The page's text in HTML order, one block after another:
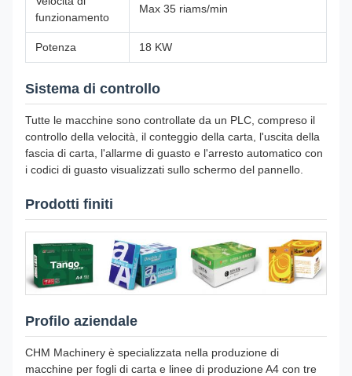
funzionamento
Max 35 riams/min
Potenza 18 KW
Sistema di controllo
Tutte le macchine sono controllate da un PLC, compreso il
controllo della velocità, il conteggio della carta, l'uscita della
fascia di carta, l'allarme di guasto e l'arresto automatico con
i codici di guasto visualizzati sullo schermo del pannello.
Prodotti finiti
Profilo aziendale
CHM Machinery è specializzata nella produzione di
macchine per fogli di carta e linee di produzione A4 con tre